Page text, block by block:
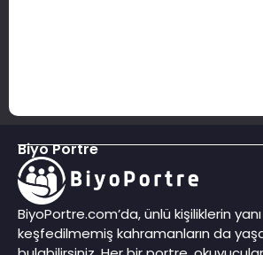
Biyo Portre
BiyoPortre.com’da, ünlü kişiliklerin yanı
keşfedilmemiş kahramanların da